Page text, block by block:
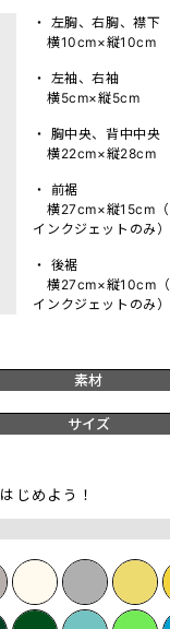
・ 左胸、右胸、襟下
横10cm×縦10cm
・ 左袖、右袖
横5cm×縦5cm
・ 胸中央、背中中央
横22cm×縦28cm
・ 前裾
横27cm×縦15cm（
インクジェットのみ）
・ 後裾
横27cm×縦10cm（
インクジェットのみ）
素材
サイズ
じめよう！